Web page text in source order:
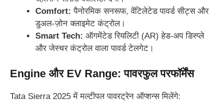
Comfort: पैनोरमिक सनरूफ, वेंटिलेटेड पावर्ड सीट्स और
डुअल-ज़ोन क्लाइमेट कंट्रोल।
Smart Tech: ऑगमेंटेड रियलिटी (AR) हेड-अप डिस्प्ले
और जेस्चर कंट्रोल वाला पावर्ड टेलगेट।
Engine और EV Range: पावरफुल परफॉर्मेंस
Tata Sierra 2025 में मल्टीपल पावरट्रेन ऑप्शन्स मिलेंगे: